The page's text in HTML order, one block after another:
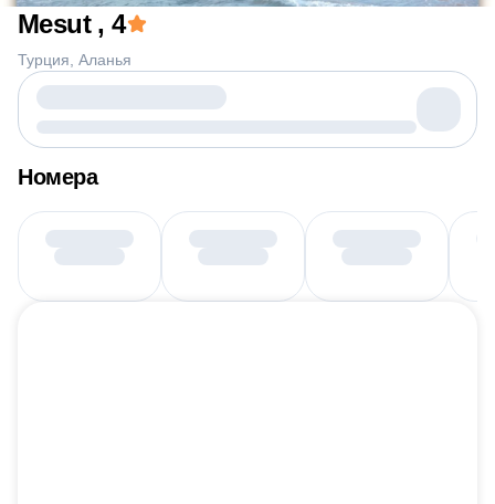
Mesut , 4
Турция Аланья
Номера